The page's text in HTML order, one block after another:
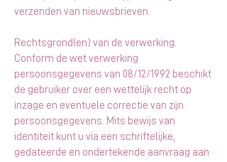
verzenden van nieuwsbrieven.
Rechtsgrond(en) van de verwerking.
Conform de wet verwerking
persoonsgegevens van 08/12/1992 beschikt
de gebruiker over een wettelijk recht op
inzage en eventuele correctie van zijn
persoonsgegevens. Mits bewijs van
identiteit kunt u via een schriftelijke,
gedateerde en ondertekende aanvraag aan